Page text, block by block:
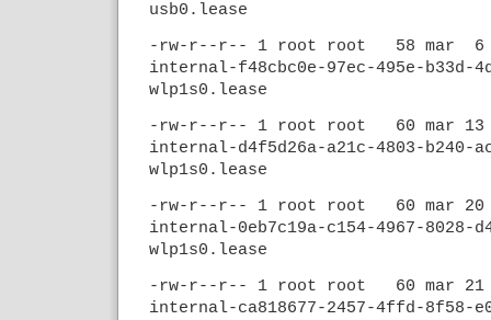
usb0.lease
-rw-r--r-- 1 root root 58 mar 6
internal-f48cbc0e-97ec-495e-b33d-
wlp1s0.lease
-rw-r--r-- 1 root root 60 mar 13
internal-d4f5d26a-a21c-4803-b240-
wlp1s0.lease
-rw-r--r-- 1 root root 60 mar 20
internal-0eb7c19a-c154-4967-8028-
wlp1s0.lease
-rw-r--r-- 1 root root 60 mar 21
internal-ca818677-2457-4ffd-8f58-